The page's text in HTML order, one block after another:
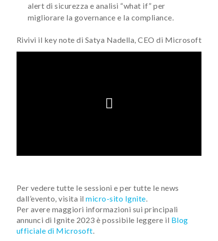
alert di sicurezza e analisi “what if” per
migliorare la governance e la compliance.
Rivivi il key note di Satya Nadella, CEO di Microsoft
Per vedere tutte le sessioni e per tutte le news
dall’evento, visita ilmicro-sito Ignite
Per avere maggiori informazioni sui principali
annunci di Ignite 2023 è possibile leggere il Blog
ufficiale di Microsoft